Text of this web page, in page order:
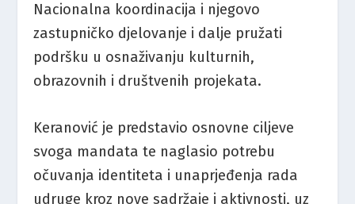
Nacionalna koordinacija i njegovo
zastupničko djelovanje i dalje pružati
podršku u osnaživanju kulturnih,
obrazovnih i društvenih projekata.
Keranović je predstavio osnovne ciljeve
svoga mandata te naglasio potrebu
očuvanja identiteta i unaprjeđenja rada
udruge kroz nove sadržaje i aktivnosti, uz